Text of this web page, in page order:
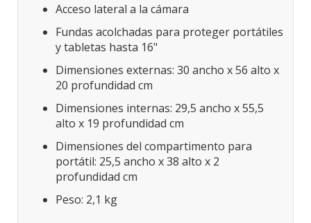
Acceso lateral a la cámara
Fundas acolchadas para proteger portátiles
y tabletas hasta 16"
Dimensiones externas: 30 ancho x 56 alto x
20 profundidad cm
Dimensiones internas: 29,5 ancho x 55,5
alto x 19 profundidad cm
Dimensiones del compartimento para
portátil: 25,5 ancho x 38 alto x 2
profundidad cm
Peso: 2,1 kg